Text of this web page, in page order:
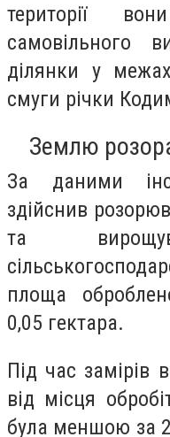
території
самовільного
ділянки у
смуги річки
Землю
За даними
здійснив
та
площа
0,05 гектара.
Під час замірів
від місця
була меншою за